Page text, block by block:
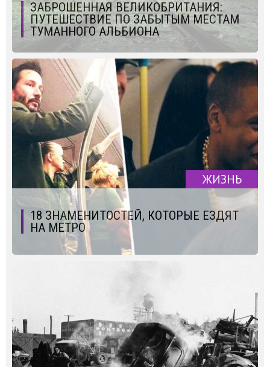
ЗАБРОШЕННАЯ ВЕЛИКОБРИТАНИЯ:
ПУТЕШЕСТВИЕ ПО ЗАБЫТЫМ МЕСТАМ
ТУМАННОГО АЛЬБИОНА
ЖИЗНЬ
18 ЗНАМЕНИТОСТЕЙ, КОТОРЫЕ ЕЗДЯТ
НА МЕТРО